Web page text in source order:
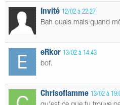
Invité 12/02 à 22:27
Bah ouais mais quand
eRkor 13/02 à 14:43
bof.
Chrisoflamme 13/02 à